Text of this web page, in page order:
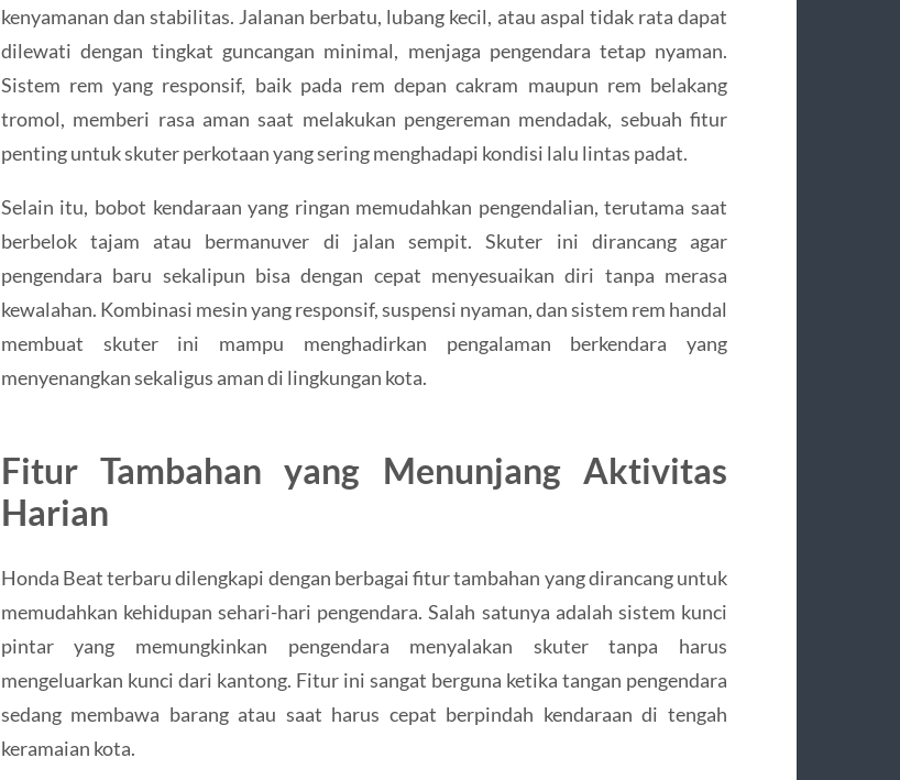
kenyamanan dan stabilitas. Jalanan berbatu, lubang kecil, atau aspal tidak rata dapat
dilewati dengan tingkat guncangan minimal, menjaga pengendara tetap nyaman.
Sistem rem yang responsif, baik pada rem depan cakram maupun rem belakang
tromol, memberi rasa aman saat melakukan pengereman mendadak, sebuah fitur
penting untuk skuter perkotaan yang sering menghadapi kondisi lalu lintas padat.
Selain itu, bobot kendaraan yang ringan memudahkan pengendalian, terutama saat
berbelok tajam atau bermanuver di jalan sempit. Skuter ini dirancang agar
pengendara baru sekalipun bisa dengan cepat menyesuaikan diri tanpa merasa
kewalahan. Kombinasi mesin yang responsif, suspensi nyaman, dan sistem rem handal
membuat skuter ini mampu menghadirkan pengalaman berkendara yang
menyenangkan sekaligus aman di lingkungan kota.
Fitur Tambahan yang Menunjang Aktivitas
Harian
Honda Beat terbaru dilengkapi dengan berbagai fitur tambahan yang dirancang untuk
memudahkan kehidupan sehari-hari pengendara. Salah satunya adalah sistem kunci
pintar yang memungkinkan pengendara menyalakan skuter tanpa harus
mengeluarkan kunci dari kantong. Fitur ini sangat berguna ketika tangan pengendara
sedang membawa barang atau saat harus cepat berpindah kendaraan di tengah
keramaian kota.